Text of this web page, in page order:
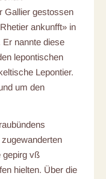
Gallier gestossen
ankunfft» in
nannte diese
lepontischen
Lepontier.
um den
gepirg vß
hielten. Über die